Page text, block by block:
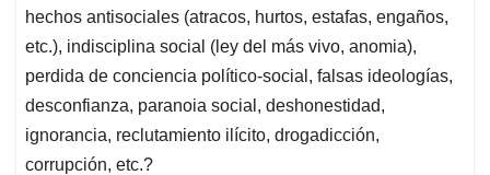
hechos antisociales (atracos, hurtos, estafas, engaños,
etc.), indisciplina social (ley del más vivo, anomia),
perdida de conciencia político-social, falsas ideologías,
desconfianza, paranoia social, deshonestidad,
ignorancia, reclutamiento ilícito, drogadicción,
corrupción, etc.?